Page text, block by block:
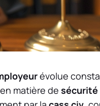
évolue
matière de sécurité